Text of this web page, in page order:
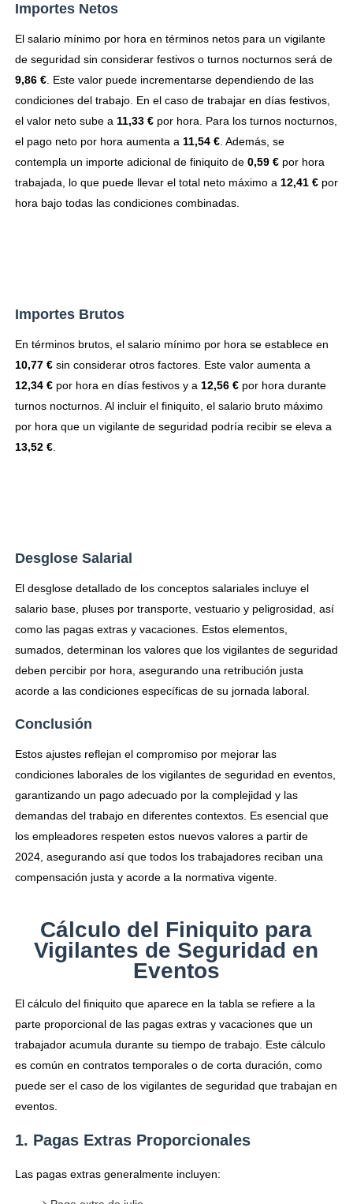
Importes Netos
El salario mínimo por hora en términos netos para un vigilante
de seguridad sin considerar festivos o turnos nocturnos será de
9,86 €. Este valor puede incrementarse dependiendo de las
condiciones del trabajo. En el caso de trabajar en días festivos,
el valor neto sube a 11,33 €por hora. Para los turnos nocturnos,
el pago neto por hora aumenta a 11,54 €. Además, se
contempla un importe adicional de finiquito de 0,59 €por hora
trabajada, lo que puede llevar el total neto máximo a 12,41 €por
hora bajo todas las condiciones combinadas.
Importes Brutos
En términos brutos, el salario mínimo por hora se establece en
10,77 €sin considerar otros factores. Este valor aumenta a
12,34 €por hora en días festivos y a 12,56 €por hora durante
turnos nocturnos. Al incluir el finiquito, el salario bruto máximo
por hora que un vigilante de seguridad podría recibir se eleva a
13,52 €.
Desglose Salarial
El desglose detallado de los conceptos salariales incluye el
salario base, pluses por transporte, vestuario y peligrosidad, así
como las pagas extras y vacaciones. Estos elementos,
sumados, determinan los valores que los vigilantes de seguridad
deben percibir por hora, asegurando una retribución justa
acorde a las condiciones específicas de su jornada laboral.
Conclusión
Estos ajustes reflejan el compromiso por mejorar las
condiciones laborales de los vigilantes de seguridad en eventos,
garantizando un pago adecuado por la complejidad y las
demandas del trabajo en diferentes contextos. Es esencial que
los empleadores respeten estos nuevos valores a partir de
2024, asegurando así que todos los trabajadores reciban una
compensación justa y acorde a la normativa vigente.
Cálculo del Finiquito para
Vigilantes de Seguridad en
Eventos
El cálculo del finiquito que aparece en la tabla se refiere a la
parte proporcional de las pagas extras y vacaciones que un
trabajador acumula durante su tiempo de trabajo. Este cálculo
es común en contratos temporales o de corta duración, como
puede ser el caso de los vigilantes de seguridad que trabajan en
eventos.
1. Pagas Extras Proporcionales
Las pagas extras generalmente incluyen: